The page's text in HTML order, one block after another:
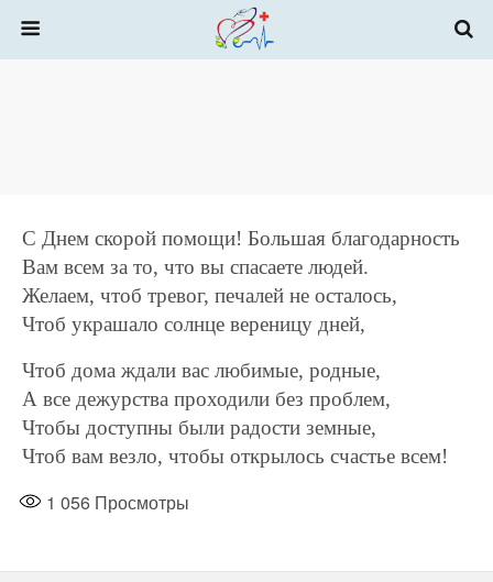
С Днем скорой помощи! Большая благодарность
Вам всем за то, что вы спасаете людей.
Желаем, чтоб тревог, печалей не осталось,
Чтоб украшало солнце вереницу дней,
Чтоб дома ждали вас любимые, родные,
А все дежурства проходили без проблем,
Чтобы доступны были радости земные,
Чтоб вам везло, чтобы открылось счастье всем!
1 056 Просмотры